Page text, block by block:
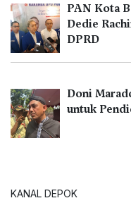
PAN Kota
Dedie
DPRD
Doni
untuk
KANAL DEPOK